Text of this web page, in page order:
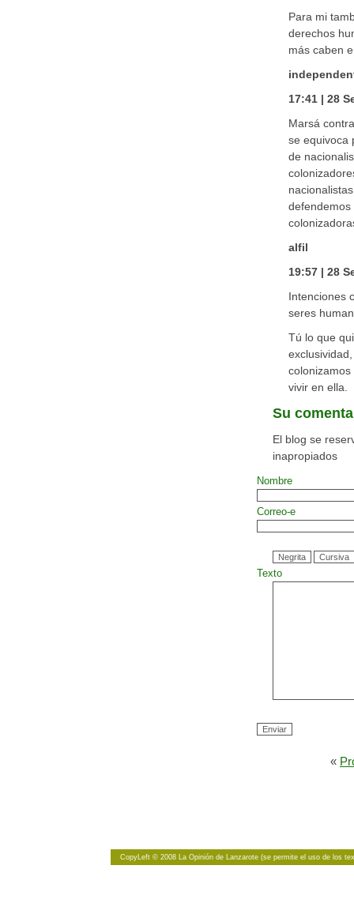
Para mi
derechos
más caben
17:41 | 28
Marsá
se equivoca
de
defendemos
alfil
19:57 | 28
Intenciones
seres
Tú lo que
vivir en ella.
Su
El blog se
inapropiados
Nombre
Correo-e
Texto
«
CopyLeft © 2008 La Opinión de Lanzarote (se permite el uso de los